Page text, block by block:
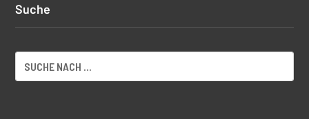
Suche